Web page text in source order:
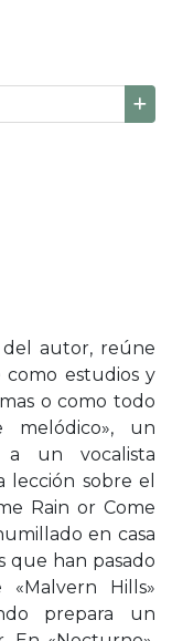
autor, reúne
estudios y
o como todo
melódico», un
a un vocalista
sobre el
Rain or Come
en casa
que han pasado
Hills»
prepara un